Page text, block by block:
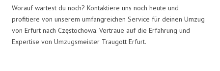
Worauf wartest du noch? Kontaktiere uns noch heute und
profitiere von unserem umfangreichen Service für deinen Umzug
von Erfurt nach Częstochowa. Vertraue auf die Erfahrung und
Expertise von Umzugsmeister Traugott Erfurt.